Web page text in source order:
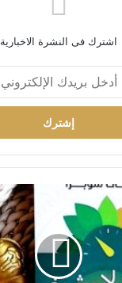
اشترك فى النشرة الاخبارية